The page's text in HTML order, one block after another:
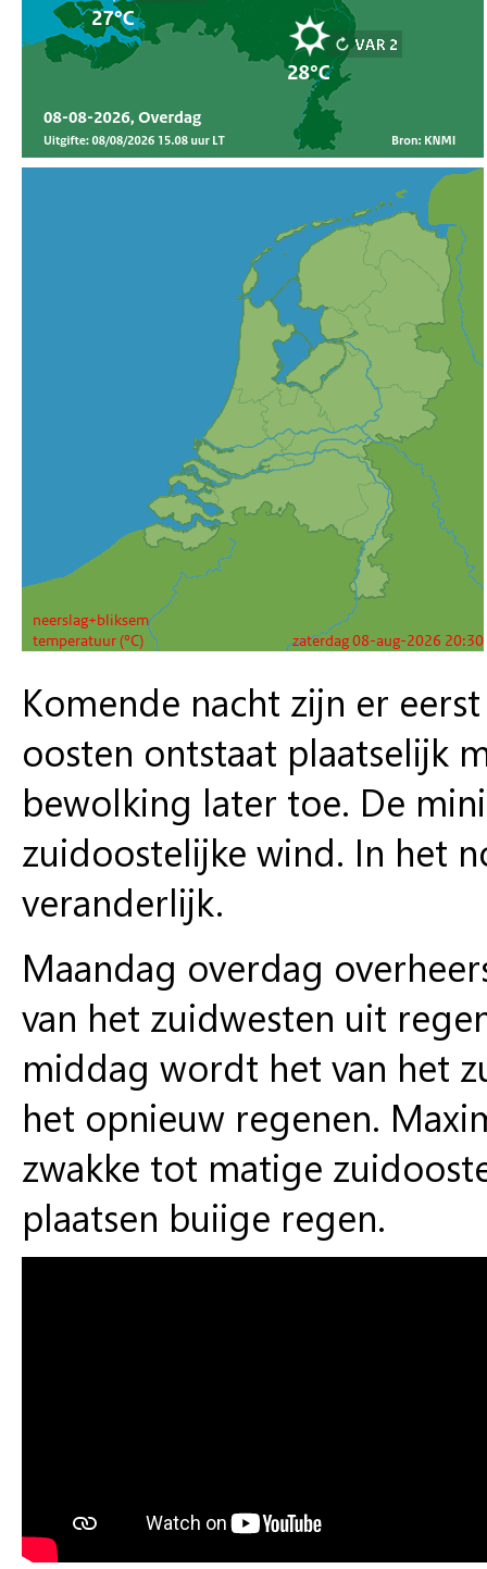
Komende nacht zijn er
oosten ontstaat plaatselijk
bewolking later toe. De
zuidoostelijke wind. In het
veranderlijk.
Maandag overdag
van het zuidwesten uit
middag wordt het van het
het opnieuw regenen.
zwakke tot matige
plaatsen buiige regen.